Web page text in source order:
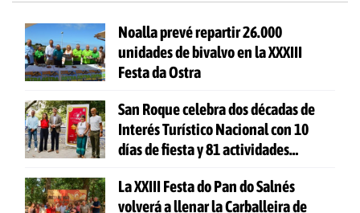
Noalla prevé repartir 26.000
unidades de bivalvo en la XXXIII
Festa da Ostra
San Roque celebra dos décadas de
Interés Turístico Nacional con 10
días de fiesta y 81 actividades
La XXIII Festa do Pan do Salnés
volverá a llenar la Carballeira de